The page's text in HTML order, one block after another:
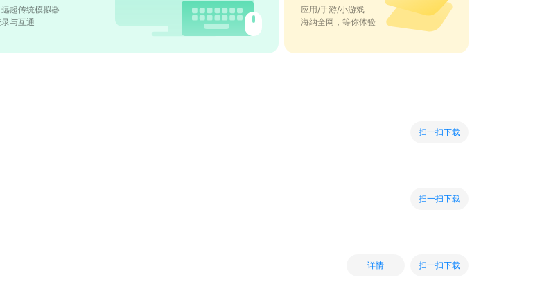
超传统模拟器
与互通
应用/手游/小游戏
海纳全网，等你体验
扫一扫下载
扫一扫下载
详情 扫一扫下载